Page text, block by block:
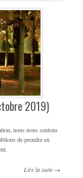
2019)
nous nous sentons
de prendre en
Lire la suite →